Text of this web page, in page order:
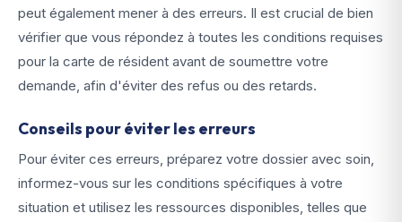
peut également mener à des erreurs. Il est crucial de bien
vérifier que vous répondez à toutes les conditions requises
pour la carte de résident avant de soumettre votre
demande, afin d'éviter des refus ou des retards.
Conseils pour éviter les erreurs
Pour éviter ces erreurs, préparez votre dossier avec soin,
informez-vous sur les conditions spécifiques à votre
situation et utilisez les ressources disponibles, telles que